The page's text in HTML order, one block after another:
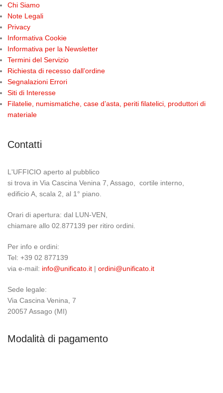
Chi Siamo
Note Legali
Privacy
Informativa Cookie
Informativa per la Newsletter
Termini del Servizio
Richiesta di recesso dall’ordine
Segnalazioni Errori
Siti di Interesse
Filatelie, numismatiche, case d’asta, periti filatelici, produttori di
materiale
Contatti
L'UFFICIO aperto al pubblico
si trova in Via Cascina Venina 7, Assago, cortile interno,
edificio A, scala 2, al 1° piano.
Orari di apertura: dal LUN-VEN,
chiamare allo 02.877139 per ritiro ordini.
Per info e ordini:
Tel: +39 02 877139
via e-mail: info@unificato.it | ordini@unificato.it
Sede legale:
Via Cascina Venina, 7
20057 Assago (MI)
Modalità di pagamento